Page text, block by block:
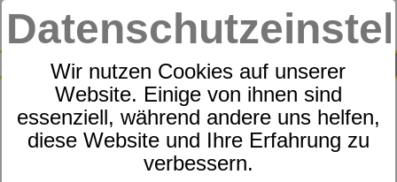
Wir nutzen Cookies auf unserer
Website. Einige von ihnen sind
essenziell, während andere uns helfen,
diese Website und Ihre Erfahrung zu
verbessern.
SUCHE
0
Morgenstern, Multifaser,
Reinigungstücher, anthrazit